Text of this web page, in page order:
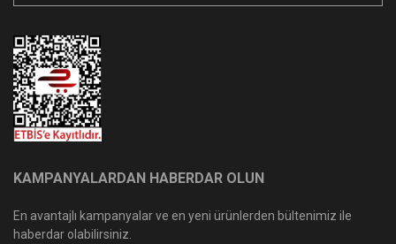
KAMPANYALARDAN HABERDAR OLUN
En avantajlı kampanyalar ve en yeni ürünlerden bültenimiz ile
haberdar olabilirsiniz.